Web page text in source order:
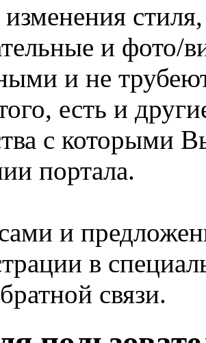
и фото/
и не
есть и
с которыми
портала.
и
в
связи.